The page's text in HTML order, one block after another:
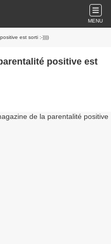
MENU
est sorti :-))))
positive est